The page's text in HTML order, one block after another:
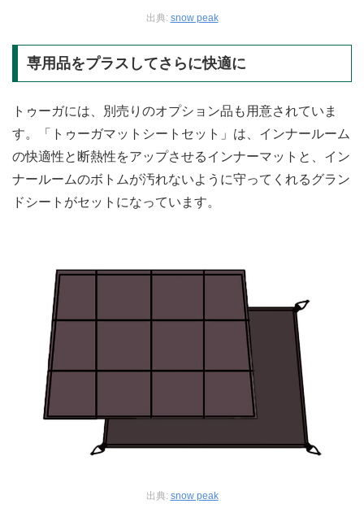
出典: snow peak
専用品をプラスしてさらに快適に
トゥーガには、別売りのオプション品も用意されていま
す。「トゥーガマットシートセット」は、インナールーム
の快適性と断熱性をアップさせるインナーマットと、イン
ナールームのボトムが汚れないように守ってくれるグラン
ドシートがセットになっています。
出典: snow peak